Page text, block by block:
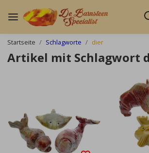
Startseite Schlagworte dier
Artikel mit Schlagwort